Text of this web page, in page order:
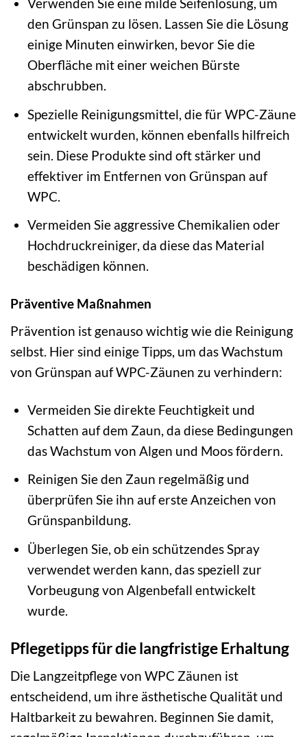
Verwenden Sie eine milde Seifenlösung, um
den Grünspan zu lösen. Lassen Sie die Lösung
einige Minuten einwirken, bevor Sie die
Oberfläche mit einer weichen Bürste
abschrubben.
Spezielle Reinigungsmittel, die für WPC-Zäune
entwickelt wurden, können ebenfalls hilfreich
sein. Diese Produkte sind oft stärker und
effektiver im Entfernen von Grünspan auf
WPC.
Vermeiden Sie aggressive Chemikalien oder
Hochdruckreiniger, da diese das Material
beschädigen können.
Präventive Maßnahmen
Prävention ist genauso wichtig wie die Reinigung
selbst. Hier sind einige Tipps, um das Wachstum
von Grünspan auf WPC-Zäunen zu verhindern:
Vermeiden Sie direkte Feuchtigkeit und
Schatten auf dem Zaun, da diese Bedingungen
das Wachstum von Algen und Moos fördern.
Reinigen Sie den Zaun regelmäßig und
überprüfen Sie ihn auf erste Anzeichen von
Grünspanbildung.
Überlegen Sie, ob ein schützendes Spray
verwendet werden kann, das speziell zur
Vorbeugung von Algenbefall entwickelt
wurde.
Pflegetipps für die langfristige Erhaltung
Die Langzeitpflege von WPC Zäunen ist
entscheidend, um ihre ästhetische Qualität und
Haltbarkeit zu bewahren. Beginnen Sie damit,